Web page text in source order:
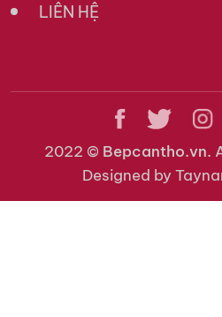
LIÊN HỆ
2022 © Bepcantho.vn.
Designed by